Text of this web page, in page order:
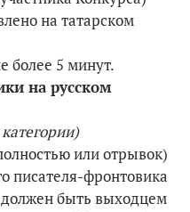
на татарском
более 5 минут.
на русском
или отрывок)
писателя-фронтовика
быть выходцем